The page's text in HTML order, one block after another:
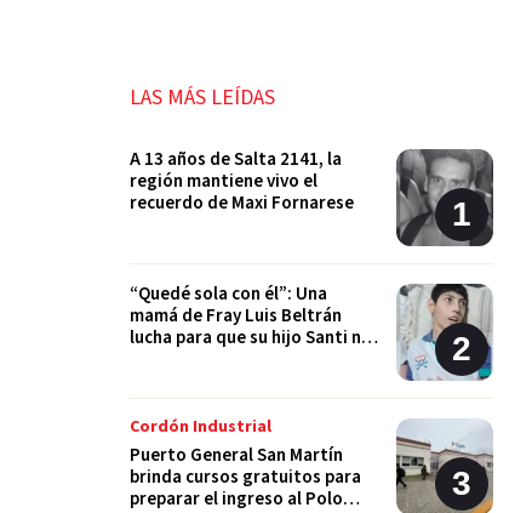
LAS MÁS LEÍDAS
A 13 años de Salta 2141, la
región mantiene vivo el
recuerdo de Maxi Fornarese
“Quedé sola con él”: Una
mamá de Fray Luis Beltrán
lucha para que su hijo Santi no
Cordón Industrial
Puerto General San Martín
brinda cursos gratuitos para
preparar el ingreso al Polo